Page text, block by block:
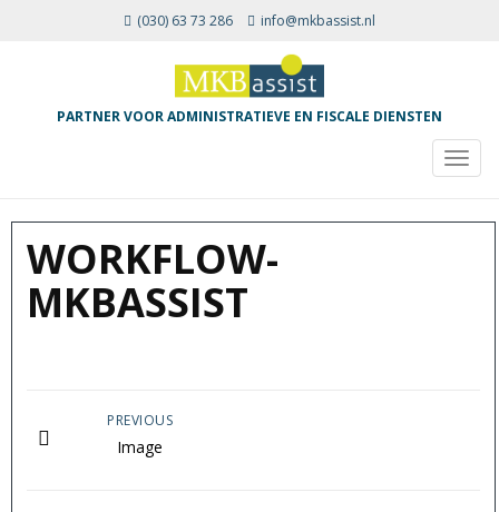
(030) 63 73 286 info@mkbassist.nl
PARTNER VOOR ADMINISTRATIEVE EN FISCALE DIENSTEN
WORKFLOW-
MKBASSIST
PREVIOUS
Image